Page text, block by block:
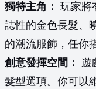
獨特主角： 玩家將
誌性的金色長髮、
的潮流服飾，任你
創意發揮空間： 遊
髮型選項。你可以